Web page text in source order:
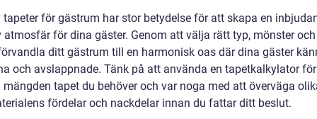
tapeter för gästrum har stor betydelse för att skapa en
atmosfär för dina gäster. Genom att välja rätt typ, mönster
ditt gästrum till en harmonisk oas där dina gäster
och avslappnade. Tänk på att använda en tapetkalkylator
mängden tapet du behöver och var noga med att överväga
fördelar och nackdelar innan du fattar ditt beslut.